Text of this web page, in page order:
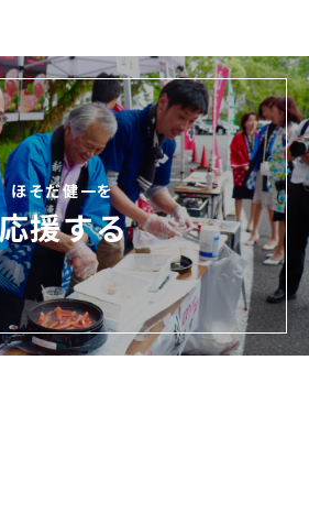
ほそだ健一を
援する